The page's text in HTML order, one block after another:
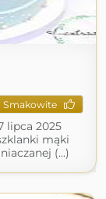
Smakowite
lipca 2025
mąki
(...)